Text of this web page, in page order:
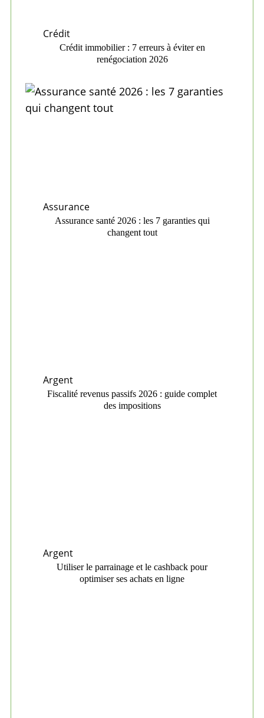
Crédit
Crédit immobilier : 7 erreurs à éviter en
renégociation 2026
Assurance
Assurance santé 2026 : les 7 garanties qui
changent tout
Argent
Fiscalité revenus passifs 2026 : guide complet
des impositions
Argent
Utiliser le parrainage et le cashback pour
optimiser ses achats en ligne